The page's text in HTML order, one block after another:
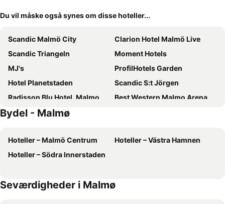
Du vil måske også synes om disse hoteller...
Scandic Malmö City
Clarion Hotel Malmö Live
Scandic Triangeln
Moment Hotels
MJ's
ProfilHotels Garden
Hotel Planetstaden
Scandic S:t Jörgen
Radisson Blu Hotel, Malmo
Best Western Malmo Arena Hotel
Mayfair Hotel Tunneln
Comfort Hotel Malmö
Best Western Plus Hotel Noble House
Scandic Stortorget
Home Hotel Temperance
Scandic Segevång
Bydel - Malmø
Hoteller – Malmö Centrum
Hoteller – Västra Hamnen
Hoteller – Södra Innerstaden
Seværdigheder i Malmø